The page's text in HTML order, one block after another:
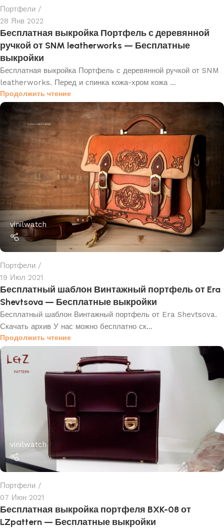
Портфели
28 Янв 2022
Бесплатная выкройка Портфель с деревянной
ручкой от SNM leatherworks — Бесплатные
выкройки
Бесплатная выкройка Портфель с деревянной ручкой от SNM
leatherworks. Перед и спинка кожа-хром кожа ...
Продолжить чтение
vinilwatch
Портфели
19 Июл 2021
Бесплатный шаблон Винтажный портфель от Era
Shevtsova — Бесплатные выкройки
Бесплатный шаблон Винтажный портфель от Era Shevtsova.
Скачать архив У нас можно бесплатно ск...
Продолжить чтение
vinilwatch
Портфели
07 Июн 2021
Бесплатная выкройка портфеля BXK-08 от
LZpattern — Бесплатные выкройки